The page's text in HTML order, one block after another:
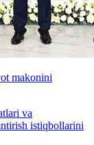
makonini
va
istiqbollarini